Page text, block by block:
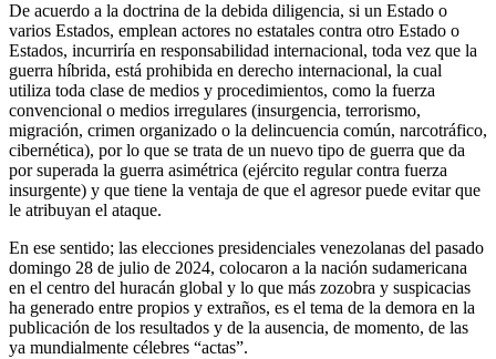
De acuerdo a la doctrina de la debida diligencia, si un Estado o
varios Estados, emplean actores no estatales contra otro Estado o
Estados, incurriría en responsabilidad internacional, toda vez que la
guerra híbrida, está prohibida en derecho internacional, la cual
utiliza toda clase de medios y procedimientos, como la fuerza
convencional o medios irregulares (insurgencia, terrorismo,
migración, crimen organizado o la delincuencia común, narcotráfico,
cibernética), por lo que se trata de un nuevo tipo de guerra que da
por superada la guerra asimétrica (ejército regular contra fuerza
insurgente) y que tiene la ventaja de que el agresor puede evitar que
le atribuyan el ataque.
En ese sentido; las elecciones presidenciales venezolanas del pasado
domingo 28 de julio de 2024, colocaron a la nación sudamericana
en el centro del huracán global y lo que más zozobra y suspicacias
ha generado entre propios y extraños, es el tema de la demora en la
publicación de los resultados y de la ausencia, de momento, de las
ya mundialmente célebres “actas”.